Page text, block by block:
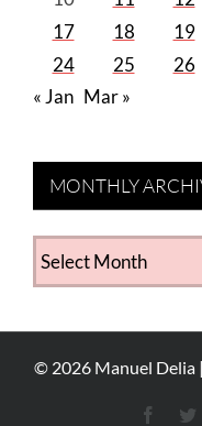
17
18 19
24
25 26
« Jan Mar »
MONTHLY
MONTHLY
ARCHIVES
© 2026 Manuel Delia |